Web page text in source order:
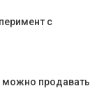
с
можно продавать